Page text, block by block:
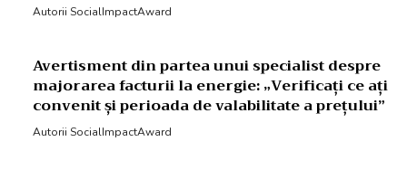
Autorii SocialImpactAward
Avertisment din partea unui specialist despre
majorarea facturii la energie: „Verificați ce ați
convenit și perioada de valabilitate a prețului”
Autorii SocialImpactAward